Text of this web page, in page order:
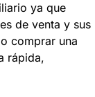
ya que
de venta y sus
comprar una
rápida,